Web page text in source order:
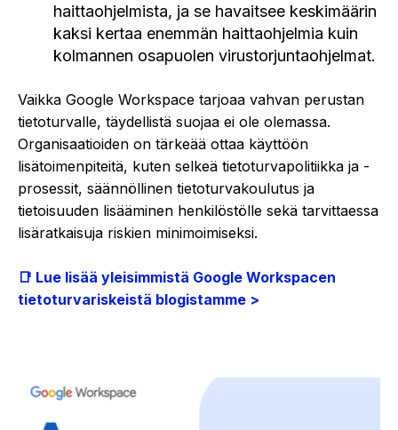
haittaohjelmista, ja se havaitsee keskimäärin
kaksi kertaa enemmän haittaohjelmia kuin
kolmannen osapuolen virustorjuntaohjelmat.
Vaikka Google Workspace tarjoaa vahvan perustan
tietoturvalle, täydellistä suojaa ei ole olemassa.
Organisaatioiden on tärkeää ottaa käyttöön
lisätoimenpiteitä, kuten selkeä tietoturvapolitiikka ja -
prosessit, säännöllinen tietoturvakoulutus ja
tietoisuuden lisääminen henkilöstölle sekä tarvittaessa
lisäratkaisuja riskien minimoimiseksi.
📑 Lue lisää yleisimmistä Google Workspacen
tietoturvariskeistä blogistamme >